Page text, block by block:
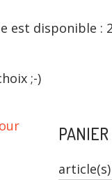
disponible :
;-)
PANIER
article(s)